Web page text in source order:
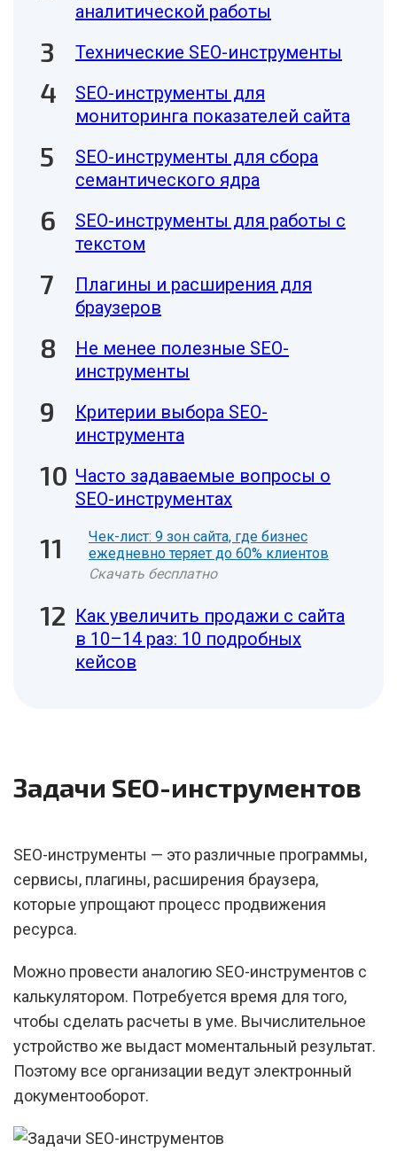
аналитической работы
Технические SEO-инструменты
SEO-инструменты для
мониторинга показателей сайта
SEO-инструменты для сбора
семантического ядра
SEO-инструменты для работы с
текстом
Плагины и расширения для
браузеров
Не менее полезные SEO-
инструменты
Критерии выбора SEO-
инструмента
Часто задаваемые вопросы о
SEO-инструментах
Чек-лист: 9 зон сайта, где бизнес
ежедневно теряет до 60% клиентов
Скачать бесплатно
Как увеличить продажи с сайта
в 10–14 раз: 10 подробных
кейсов
Задачи SEO-инструментов
SEO-инструменты — это различные программы,
сервисы, плагины, расширения браузера,
которые упрощают процесс продвижения
ресурса.
Можно провести аналогию SEO-инструментов с
калькулятором. Потребуется время для того,
чтобы сделать расчеты в уме. Вычислительное
устройство же выдаст моментальный результат.
Поэтому все организации ведут электронный
документооборот.